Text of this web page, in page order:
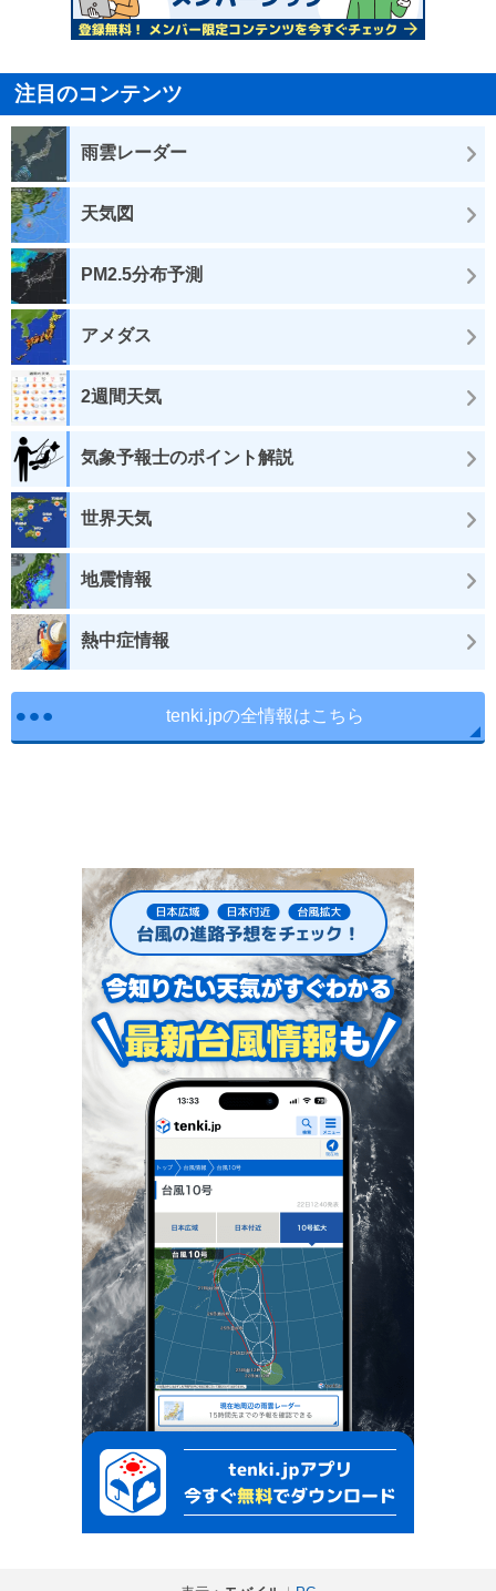
注目のコンテンツ
雨雲レーダー
天気図
PM2.5分布予測
アメダス
2週間天気
気象予報士のポイント解説
世界天気
地震情報
熱中症情報
tenki.jpの全情報はこちら